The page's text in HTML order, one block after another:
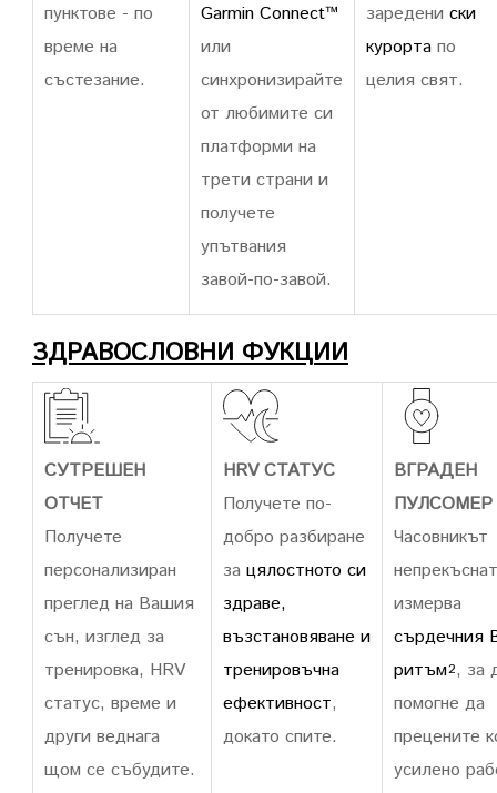
пунктове - по
време на
състезание.
Garmin Connect™
или
синхронизирайте
от любимите си
платформи на
трети страни и
получете
упътвания
завой-по-завой.
заредени ски
курорта по
целия свят.
ЗДРАВОСЛОВНИ ФУКЦИИ
СУТРЕШЕН
ОТЧЕТ
Получете
персонализиран
преглед на Вашия
сън, изглед за
тренировка, HRV
статус, време и
други веднага
щом се събудите.
HRV СТАТУС
Получете по-
добро разбиране
за цялостното си
здраве,
възстановяване и
тренировъчна
ефективност,
докато спите.
ВГРАДЕН
ПУЛСОМЕР
Часовникът
измерва
сърдечния
ритъм2, за
помогне да
прецените
усилено